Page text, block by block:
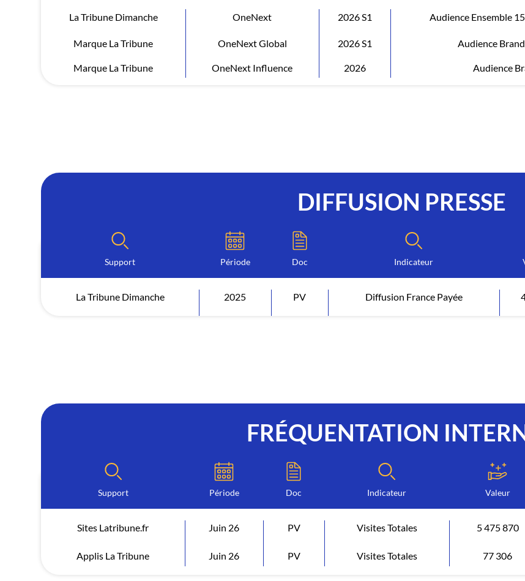
La Tribune Dimanche OneNext 2026 S1 Audience Ensemble
Marque La Tribune OneNext Global 2026 S1 Audience
Marque La Tribune OneNext Influence 2026 Audience
DIFFUSION PRESSE
Support Période Doc Indicateur
La Tribune Dimanche 2025 PV Diffusion France Payée
FRÉQUENTATION
Support Période Doc Indicateur Valeur
Sites Latribune.fr Juin 26 PV Visites Totales 5 475 870
Applis La Tribune Juin 26 PV Visites Totales 77 306